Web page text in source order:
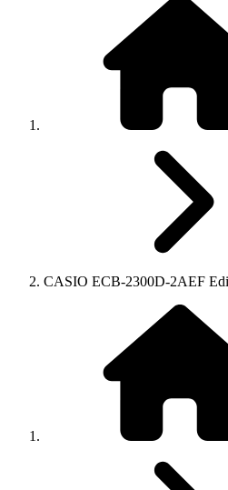
CASIO ECB-2300D-2AEF